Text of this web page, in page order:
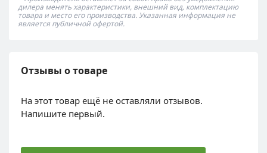
дилера менять характеристики, внешний вид, комплектацию
товара и место его производства. Указанная информация не
является публичной офертой.
Отзывы о товаре
На этот товар ещё не оставляли отзывов.
Напишите первый.